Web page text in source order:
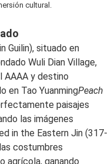
cultural.
Guilin), situado en
Wuli Dian Village,
AAAA y destino
en Tao YuanmingPeach
paisajes
las imágenes
in the Eastern Jin (317-
costumbres
agrícola, ganando